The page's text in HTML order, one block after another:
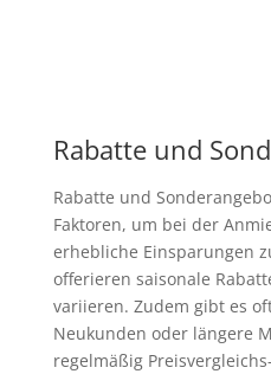
Rabatte und
Rabatte und
Faktoren, um bei der
erhebliche Einsparungen
offerieren saisonale
variieren. Zudem gibt es
Neukunden oder längere
regelmäßig